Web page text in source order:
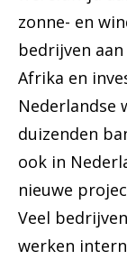
zonne- en
bedrijven
Afrika en
Nederlandse
duizenden
ook in
nieuwe
Veel
werken